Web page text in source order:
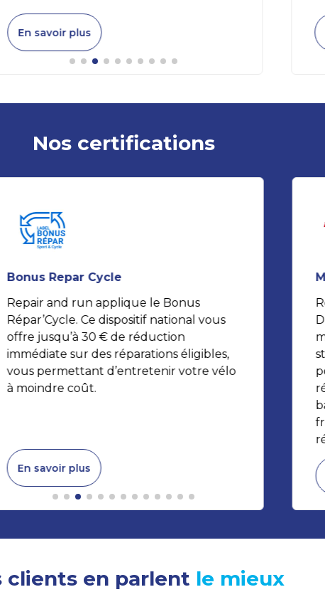
En savoir plus
Nos certifications
Bonus Repar Cycle
Repair and run applique le Bonus
Répar’Cycle. Ce dispositif national vous
offre jusqu’à 30 € de réduction
immédiate sur des réparations éligibles,
vous permettant d’entretenir votre vélo
à moindre coût.
En savoir plus
clients en parlent le mieux